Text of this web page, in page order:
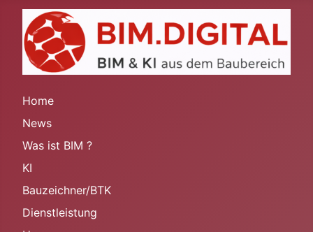
Home
News
Was ist BIM ?
KI
Bauzeichner/BTK
Dienstleistung